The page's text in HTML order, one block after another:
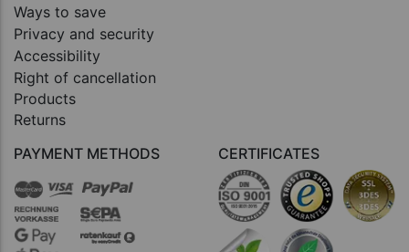
Ways to save
Privacy and security
Accessibility
Right of cancellation
Products
Returns
PAYMENT METHODS CERTIFICATES